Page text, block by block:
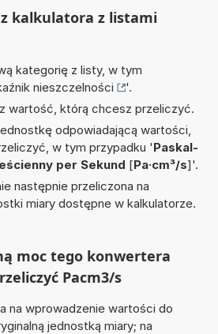
kalkulatora z listami
kategorię z listy, w tym
nieszczelności
'.
wartość, którą chcesz przeliczyć.
odpowiadającą wartości,
w tym przypadku 'Paskal-
per Sekund [Pa·cm³/s]'.
następnie przeliczona na
miary dostępne w kalkulatorze.
moc tego konwertera
Pacm3/s
na wprowadzenie wartości do
jednostką miary; na